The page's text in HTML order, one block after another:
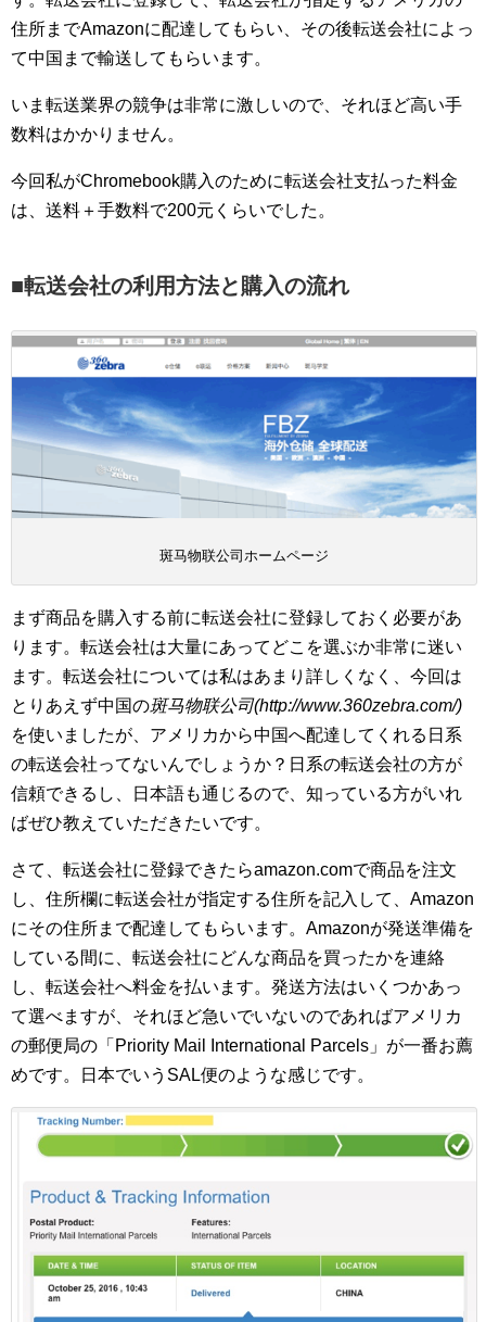
住所までAmazonに配達してもらい、その後転送会社によっ
て中国まで輸送してもらいます。
いま転送業界の競争は非常に激しいので、それほど高い手
数料はかかりません。
今回私がChromebook購入のために転送会社支払った料金
は、送料＋手数料で200元くらいでした。
■転送会社の利用方法と購入の流れ
斑马物联公司ホームページ
まず商品を購入する前に転送会社に登録しておく必要があ
ります。転送会社は大量にあってどこを選ぶか非常に迷い
ます。転送会社については私はあまり詳しくなく、今回は
とりあえず中国の斑马物联公司(http://www.360zebra.com/)
を使いましたが、アメリカから中国へ配達してくれる日系
の転送会社ってないんでしょうか？日系の転送会社の方が
信頼できるし、日本語も通じるので、知っている方がいれ
ばぜひ教えていただきたいです。
さて、転送会社に登録できたらamazon.comで商品を注文
し、住所欄に転送会社が指定する住所を記入して、Amazon
にその住所まで配達してもらいます。Amazonが発送準備を
している間に、転送会社にどんな商品を買ったかを連絡
し、転送会社へ料金を払います。発送方法はいくつかあっ
て選べますが、それほど急いでいないのであればアメリカ
の郵便局の「Priority Mail International Parcels」が一番お薦
めです。日本でいうSAL便のような感じです。